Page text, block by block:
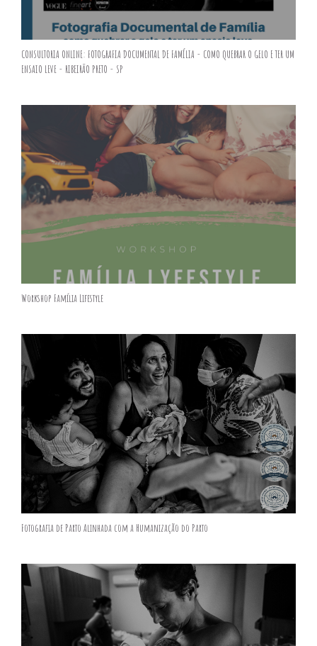
CONSULTORIA ONLINE: FOTOGRAFIA DOCUMENTAL DE FAMÍLIA - COMO QUEBRAR O GELO E TER UM
ENSAIO LEVE - RIBEIRÃO PRETO - SP
Workshop Família Lifestyle
Fotografia de Parto Alinhada com a Humanização do Parto